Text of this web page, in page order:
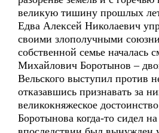
великую тишину прошлых
Едва Алексей Николаевич
своими злополучными
собственной семье началась
Михайлович Боротынов –
Вельского выступил против
отказавшись признавать за
великокняжеское
Боротынова когда-то сидел